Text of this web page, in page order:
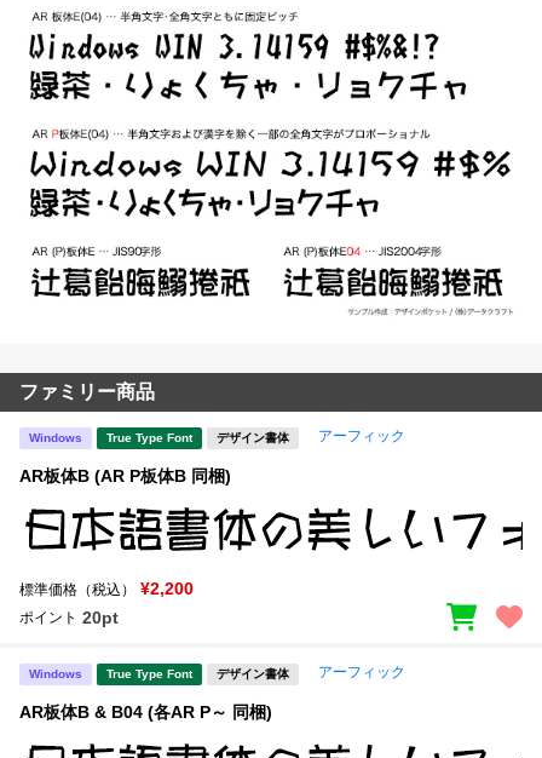
ファミリー商品
Windows True Type Font デザイン書体 アーフィック
AR板体B (AR P板体B 同梱)
標準価格（税込） ¥2,200
ポイント 20pt
Windows True Type Font デザイン書体 アーフィック
AR板体B & B04 (各AR P～ 同梱)